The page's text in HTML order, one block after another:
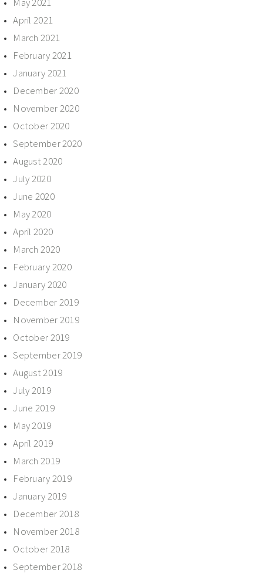
April 2021
March 2021
February 2021
January 2021
December 2020
November 2020
October 2020
September 2020
August 2020
July 2020
June 2020
May 2020
April 2020
March 2020
February 2020
January 2020
December 2019
November 2019
October 2019
September 2019
August 2019
July 2019
June 2019
May 2019
April 2019
March 2019
February 2019
January 2019
December 2018
November 2018
October 2018
September 2018